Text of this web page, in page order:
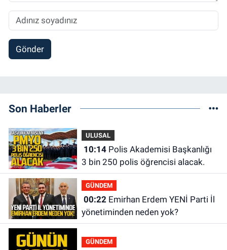
Gönder
Son Haberler
ULUSAL
10:14Polis Akademisi Başkanlığı
3 bin 250 polis öğrencisi alacak.
GÜNDEM
00:22Emirhan Erdem YENİ Parti İl
yönetiminden neden yok?
GÜNDEM